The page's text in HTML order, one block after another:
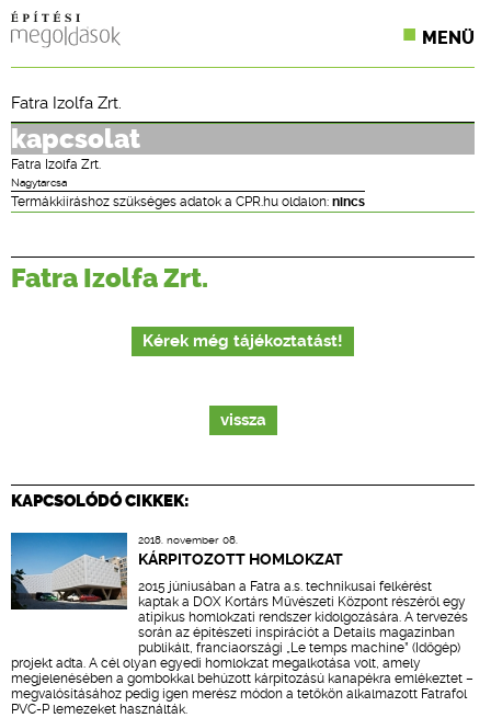
MENÜ
ONLINE KÉPZÉSEK
TERVEZÉSI SEGÉDLETEK
Fatra Izolfa Zrt.
kapcsolat
Fatra Izolfa Zrt.
Nagytarcsa
Termákkiíráshoz szükséges adatok a CPR.hu oldalon: nincs
Fatra Izolfa Zrt.
Kérek még tájékoztatást!
vissza
KAPCSOLÓDÓ CIKKEK:
2018. november 08.
KÁRPITOZOTT HOMLOKZAT
2015 júniusában a Fatra a.s. technikusai felkérést
kaptak a DOX Kortárs Művészeti Központ részéről egy
atipikus homlokzati rendszer kidolgozására. A tervezés
során az építészeti inspirációt a Details magazinban
publikált, franciaországi „Le temps machine” (Időgép)
projekt adta. A cél olyan egyedi homlokzat megalkotása volt, amely
megjelenésében a gombokkal behúzott kárpitozású kanapékra emlékeztet –
megvalósításához pedig igen merész módon a tetőkön alkalmazott Fatrafol
PVC-P lemezeket használták.